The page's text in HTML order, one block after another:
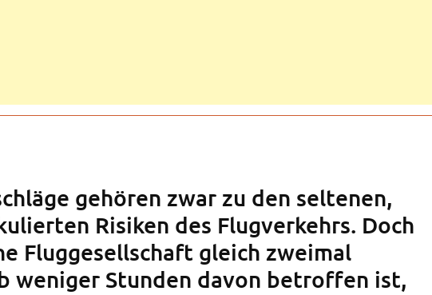
gehören zwar zu den seltenen,
Risiken des Flugverkehrs. Doch
Fluggesellschaft gleich zweimal
weniger Stunden davon betroffen ist,